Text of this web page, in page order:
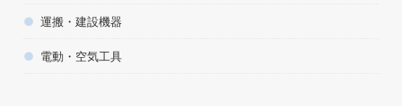
運搬・建設機器
電動・空気工具